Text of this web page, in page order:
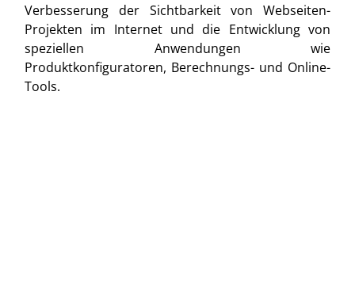
Verbesserung der Sichtbarkeit von Webseiten-
Projekten im Internet und die Entwicklung von
speziellen Anwendungen wie
Produktkonfiguratoren, Berechnungs- und Online-
Tools.